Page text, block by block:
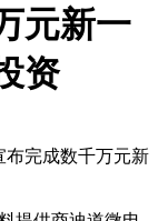
元新一
资
布完成数千万元新